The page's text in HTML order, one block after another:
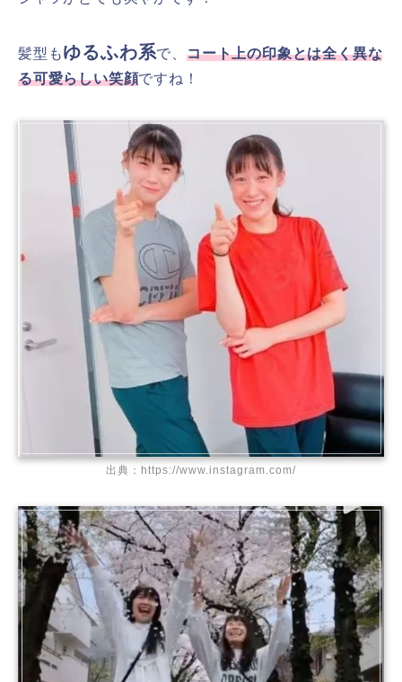
髪型もゆるふわ系で、コート上の印象とは全く異な
る可愛らしい笑顔ですね！
出典：https://www.instagram.com/